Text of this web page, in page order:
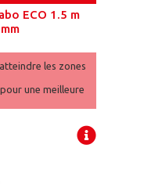
ECO 1.5 m
les zones
une meilleure
et